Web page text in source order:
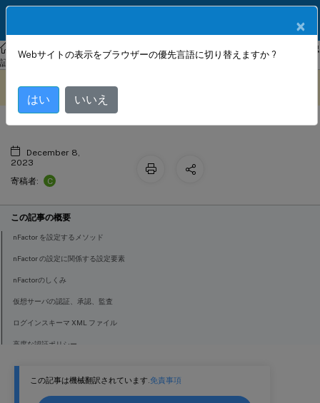
NetScaler NetScaler ADC 13.0
アプリケーショントラフィックの認
証、承認、監査
この記事は機械翻訳されています.免責事項
翻訳されています。
多要素（nFactor）認証の構成
December 8,
2023
寄稿者:
C
この記事の概要
nFactor を設定するメソッド
nFactor の設定に関係する設定要素
nFactorのしくみ
仮想サーバの認証、承認、監査
ログインスキーマ XML ファイル
高度な認証ポリシー
ポリシーラベルを認証する
NetScaler Gateway の nFactor
×
Webサイトの表示をブラウザーの優先言語に切り替えますか ?
はい いいえ